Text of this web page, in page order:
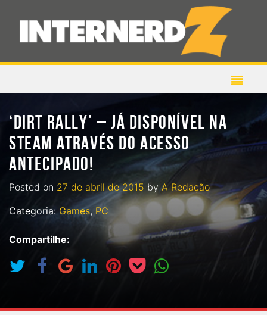
‘DIRT RALLY’ – JÁ DISPONÍVEL NA
STEAM ATRAVÉS DO ACESSO
ANTECIPADO!
Posted on 27 de abril de 2015 byA Redação
Categoria:Games, PC
Compartilhe: